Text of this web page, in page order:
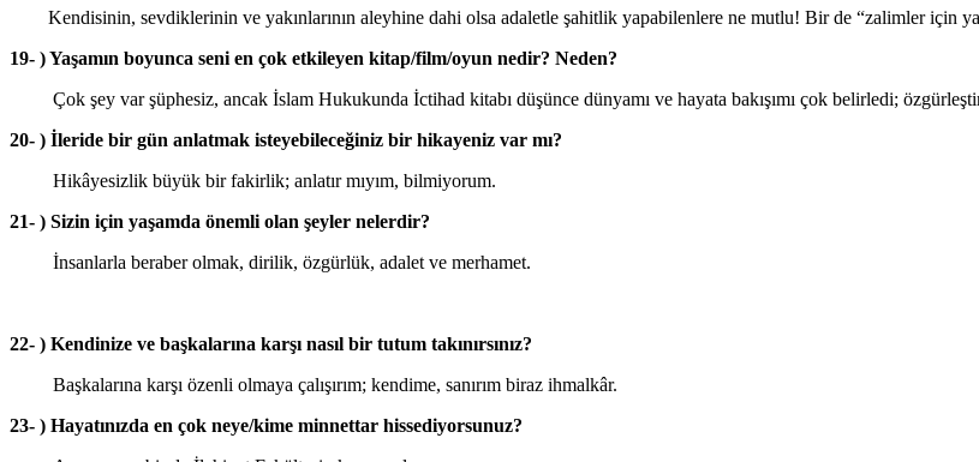
Kendisinin, sevdiklerinin ve yakınlarının aleyhine dahi olsa adaletle şahitlik yapabilenlere ne mutlu! Bir de “zalimler için
19- ) Yaşamın boyunca seni en çok etkileyen kitap/film/oyun nedir? Neden?
Çok şey var şüphesiz, ancak İslam Hukukunda İctihad kitabı düşünce dünyamı ve hayata bakışımı çok belirledi;
20- ) İleride bir gün anlatmak isteyebileceğiniz bir hikayeniz var mı?
Hikâyesizlik büyük bir fakirlik; anlatır mıyım, bilmiyorum.
21- ) Sizin için yaşamda önemli olan şeyler nelerdir?
İnsanlarla beraber olmak, dirilik, özgürlük, adalet ve merhamet.
22- ) Kendinize ve başkalarına karşı nasıl bir tutum takınırsınız?
Başkalarına karşı özenli olmaya çalışırım; kendime, sanırım biraz ihmalkâr.
23- ) Hayatınızda en çok neye/kime minnettar hissediyorsunuz?